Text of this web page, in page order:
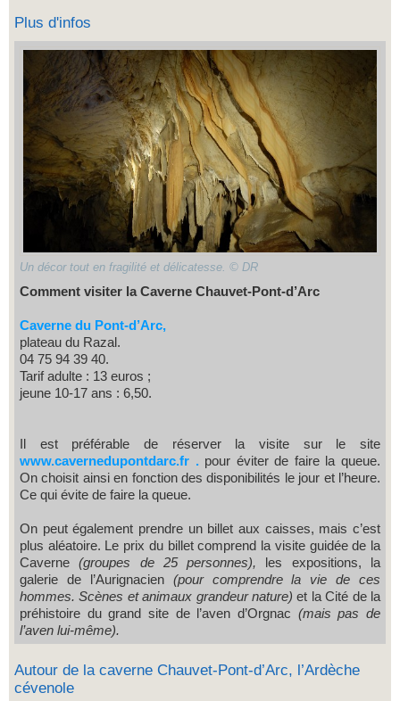
Plus d'infos
Un décor tout en fragilité et délicatesse. © DR
Comment visiter la Caverne Chauvet-Pont-d’Arc
Caverne du Pont-d’Arc,
plateau du Razal.
04 75 94 39 40.
Tarif adulte : 13 euros ;
jeune 10-17 ans : 6,50.
Il est préférable de réserver la visite sur le site
www.cavernedupontdarc.fr .pour éviter de faire la queue.
On choisit ainsi en fonction des disponibilités le jour et l’heure.
Ce qui évite de faire la queue.
On peut également prendre un billet aux caisses, mais c’est
plus aléatoire. Le prix du billet comprend la visite guidée de la
Caverne(groupes de 25 personnes), les expositions, la
galerie de l’Aurignacien(pour comprendre la vie de ces
hommes. Scènes et animaux grandeur nature) et la Cité de la
préhistoire du grand site de l’aven d’Orgnac (mais pas de
l’aven lui-même).
Autour de la caverne Chauvet-Pont-d’Arc, l’Ardèche
cévenole